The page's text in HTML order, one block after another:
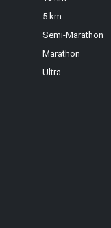
5 km
Semi-Marathon
Marathon
Ultra